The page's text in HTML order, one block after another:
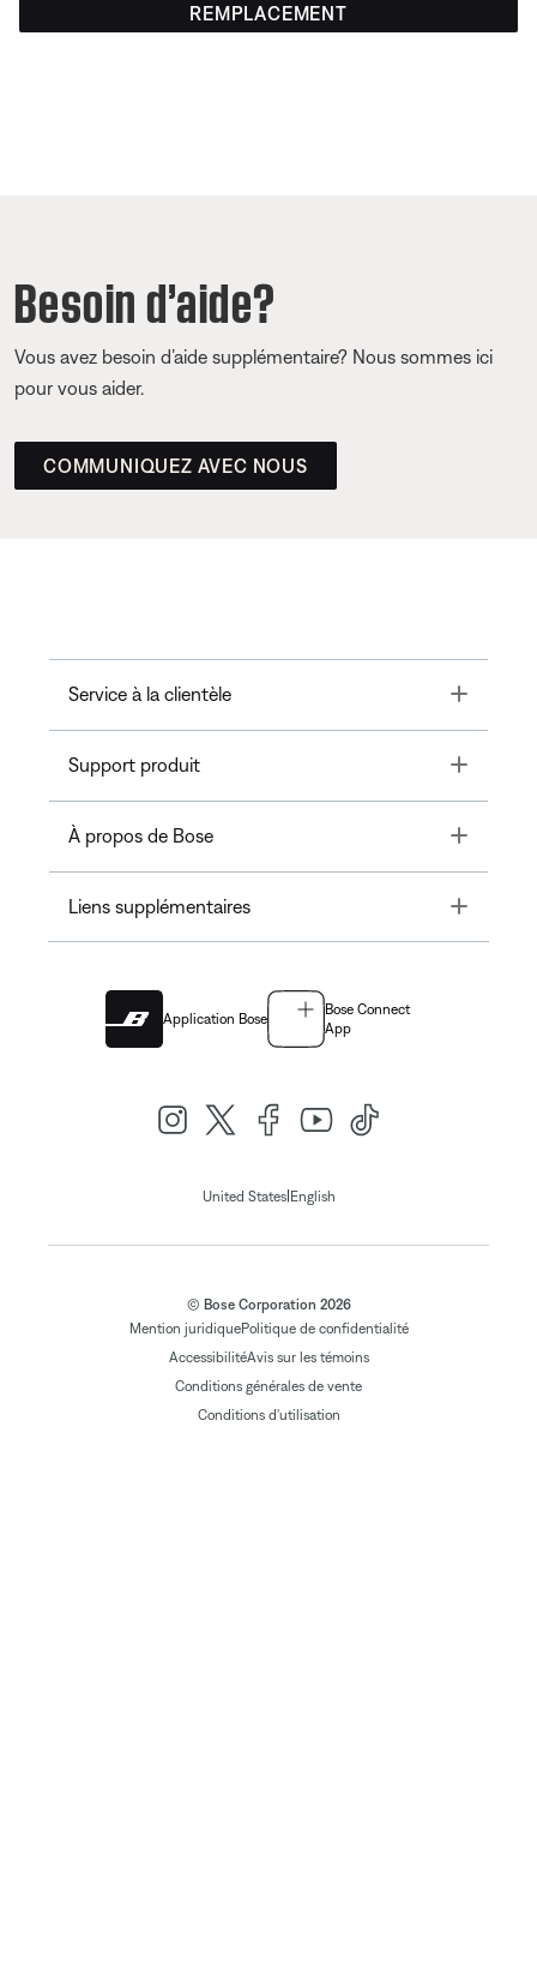
REMPLACEMENT
Besoin d’aide?
Vous avez besoin d’aide supplémentaire? Nous sommes ici
pour vous aider.
COMMUNIQUEZ AVEC NOUS
Service à la clientèle Toggle
Support produit Toggle
À propos de Bose Toggle
Liens supplémentaires Toggle
Application Bose
Bose Connect
App
United States| English
© Bose Corporation 2026
Mention juridiquePolitique de confidentialité
AccessibilitéAvis sur les témoins
Conditions générales de vente
Conditions d'utilisation